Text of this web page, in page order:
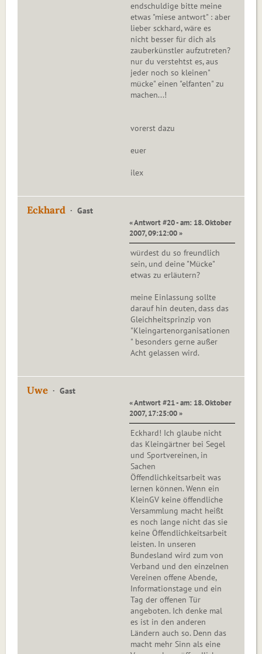
endschuldige bitte meine
etwas "miese antwort" : aber
lieber sckhard, wäre es
nicht besser für dich als
zauberkünstler aufzutreten?
nur du verstehtst es, aus
jeder noch so kleinen"
mücke" einen "elfanten" zu
machen...!
vorerst dazu
euer
ilex
Eckhard Gast
« Antwort #20 - am: 18. Oktober
2007, 09:12:00 »
würdest du so freundlich
sein, und deine "Mücke"
etwas zu erläutern?
meine Einlassung sollte
darauf hin deuten, dass das
Gleichheitsprinzip von
"Kleingartenorganisationen
" besonders gerne außer
Acht gelassen wird.
Uwe Gast
« Antwort #21 - am: 18. Oktober
2007, 17:25:00 »
Eckhard! Ich glaube nicht
das Kleingärtner bei Segel
und Sportvereinen, in
Sachen
Öffendlichkeitsarbeit was
lernen können. Wenn ein
KleinGV keine öffendliche
Versammlung macht heißt
es noch lange nicht das sie
keine Öffendlichkeitsarbeit
leisten. In unseren
Bundesland wird zum von
Verband und den einzelnen
Vereinen offene Abende,
Informationstage und ein
Tag der offenen Tür
angeboten. Ich denke mal
es ist in den anderen
Ländern auch so. Denn das
macht mehr Sinn als eine